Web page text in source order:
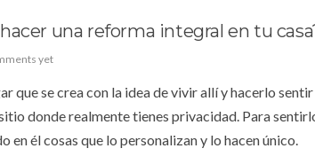
una reforma integral en tu
yet
que se crea con la idea de vivir allí y hacerlo
donde realmente tienes privacidad. Para
en él cosas que lo personalizan y lo hacen único.